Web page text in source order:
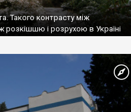
Такого контрасту між
розкішшю і розрухою в Україні